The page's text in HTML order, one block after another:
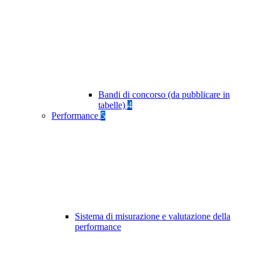
Bandi di concorso (da pubblicare in
tabelle) 4
Performance 5
Sistema di misurazione e valutazione della
performance